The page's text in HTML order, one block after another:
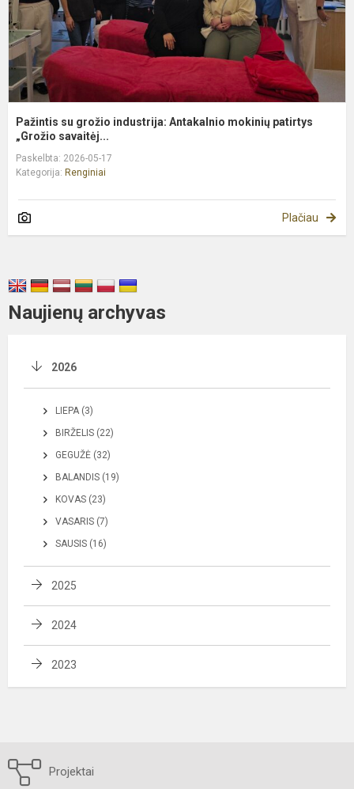
Pažintis su grožio industrija: Antakalnio mokinių patirtys
„Grožio savaitėj...
Paskelbta: 2026-05-17
Kategorija: Renginiai
Plačiau
Naujienų archyvas
2026
LIEPA (3)
BIRŽELIS (22)
GEGUŽĖ (32)
BALANDIS (19)
KOVAS (23)
VASARIS (7)
SAUSIS (16)
2025
2024
2023
Projektai